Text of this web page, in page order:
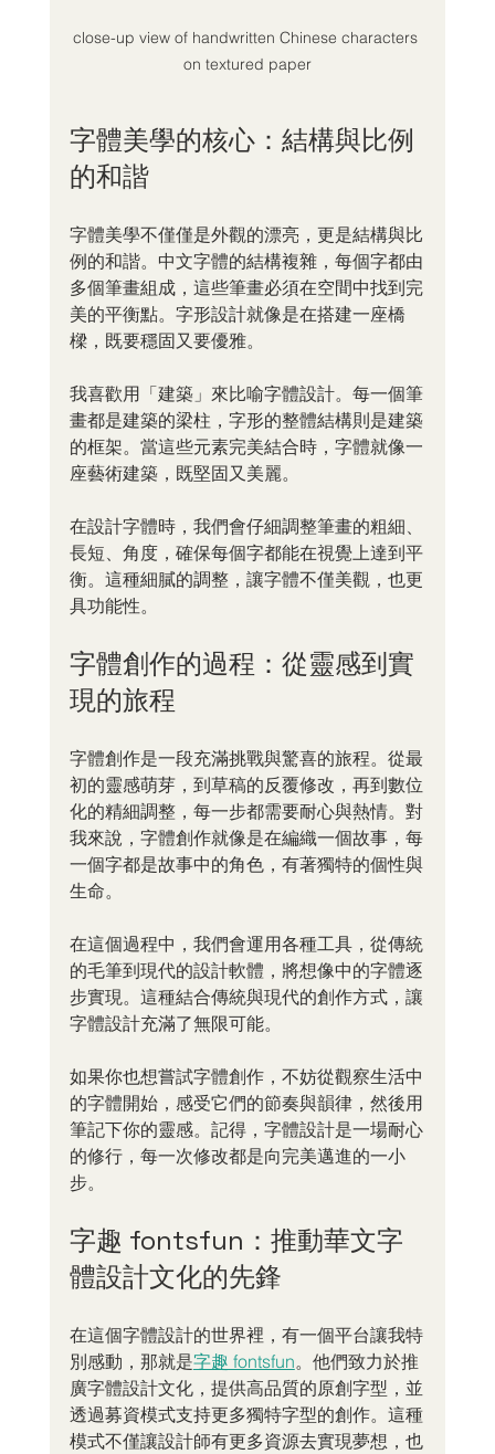
close-up view of handwritten Chinese characters
on textured paper
字體美學的核心：結構與比例
的和諧
字體美學不僅僅是外觀的漂亮，更是結構與比
例的和諧。中文字體的結構複雜，每個字都由
多個筆畫組成，這些筆畫必須在空間中找到完
美的平衡點。字形設計就像是在搭建一座橋
樑，既要穩固又要優雅。
我喜歡用「建築」來比喻字體設計。每一個筆
畫都是建築的梁柱，字形的整體結構則是建築
的框架。當這些元素完美結合時，字體就像一
座藝術建築，既堅固又美麗。
在設計字體時，我們會仔細調整筆畫的粗細、
長短、角度，確保每個字都能在視覺上達到平
衡。這種細膩的調整，讓字體不僅美觀，也更
具功能性。
字體創作的過程：從靈感到實
現的旅程
字體創作是一段充滿挑戰與驚喜的旅程。從最
初的靈感萌芽，到草稿的反覆修改，再到數位
化的精細調整，每一步都需要耐心與熱情。對
我來說，字體創作就像是在編織一個故事，每
一個字都是故事中的角色，有著獨特的個性與
生命。
在這個過程中，我們會運用各種工具，從傳統
的毛筆到現代的設計軟體，將想像中的字體逐
步實現。這種結合傳統與現代的創作方式，讓
字體設計充滿了無限可能。
如果你也想嘗試字體創作，不妨從觀察生活中
的字體開始，感受它們的節奏與韻律，然後用
筆記下你的靈感。記得，字體設計是一場耐心
的修行，每一次修改都是向完美邁進的一小
步。
字趣 fontsfun：推動華文字
體設計文化的先鋒
在這個字體設計的世界裡，有一個平台讓我特
別感動，那就是字趣 fontsfun。他們致力於推
廣字體設計文化，提供高品質的原創字型，並
透過募資模式支持更多獨特字型的創作。這種
模式不僅讓設計師有更多資源去實現夢想，也